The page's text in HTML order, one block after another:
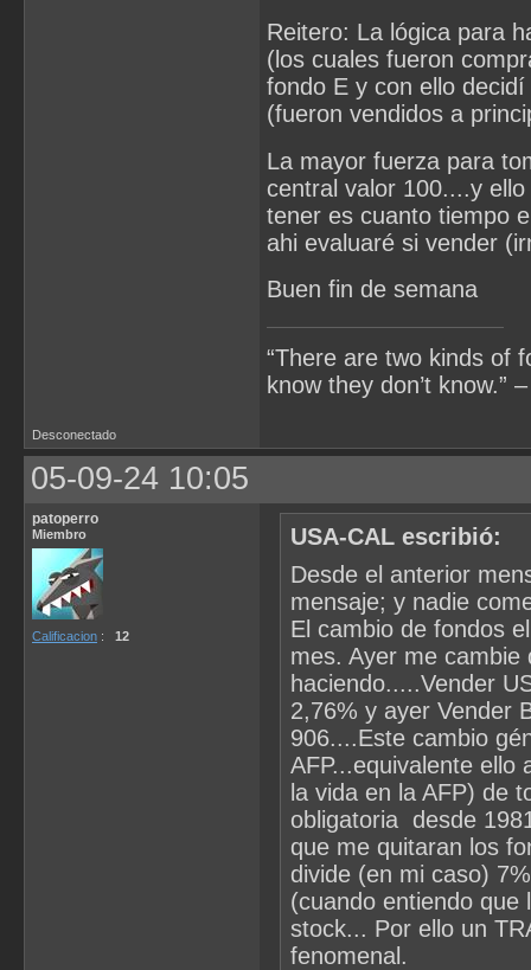
Reitero: La lógica para
(los cuales fueron
fondo E y con ello
(fueron vendidos a
La mayor fuerza para
central valor 100....y
tener es cuanto tiempo
ahi evaluaré si vender
Buen fin de semana
“There are two kinds of
know they don’t know.”
Desconectado
05-09-24 10:05
patoperro
Miembro
Calificacion : 12
USA-CAL escribió:
Desde el anterior
mensaje; y nadie
El cambio de fondos
mes. Ayer me
haciendo.....Vender
2,76% y ayer Vender
906....Este cambio
AFP...equivalente ello
la vida en la AFP) de
obligatoria desde
que me quitaran los
divide (en mi caso)
(cuando entiendo que
stock... Por ello un
fenomenal.